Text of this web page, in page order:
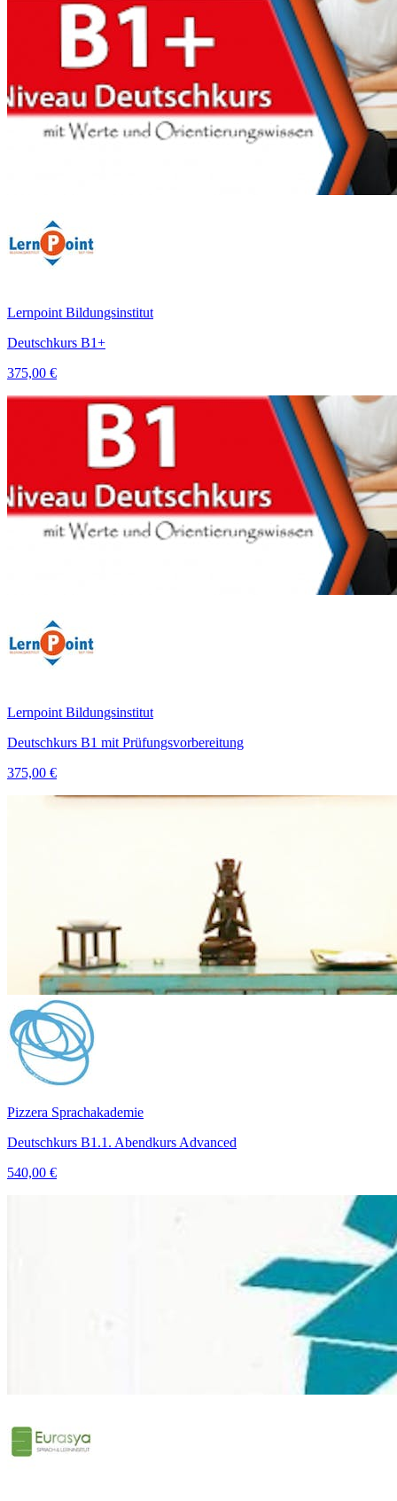
Lernpoint Bildungsinstitut
Deutschkurs B1+
375,00 €
Lernpoint Bildungsinstitut
Deutschkurs B1 mit Prüfungsvorbereitung
375,00 €
Pizzera Sprachakademie
Deutschkurs B1.1. Abendkurs Advanced
540,00 €